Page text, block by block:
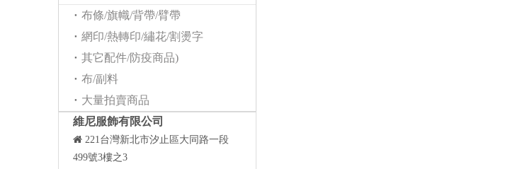
布條/旗幟/背帶/臂帶
網印/熱轉印/繡花/割燙字
其它配件/防疫商品)
布/副料
大量拍賣商品
維尼服飾有限公司
 221台灣新北市汐止區大同路一段
499號3樓之3